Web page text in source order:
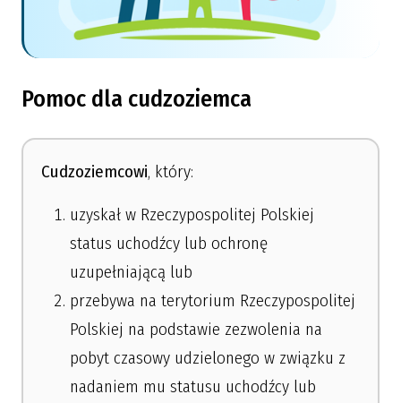
Pomoc dla cudzoziemca
Cudzoziemcowi, który:
uzyskał w Rzeczypospolitej Polskiej
status uchodźcy lub ochronę
uzupełniającą lub
przebywa na terytorium Rzeczypospolitej
Polskiej na podstawie zezwolenia na
pobyt czasowy udzielonego w związku z
nadaniem mu statusu uchodźcy lub